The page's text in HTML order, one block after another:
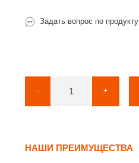
Задать вопрос по продукту
- +
НАШИ ПРЕИМУЩЕСТВА